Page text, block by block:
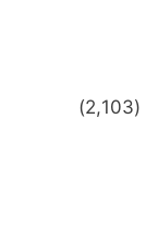
(2,103)